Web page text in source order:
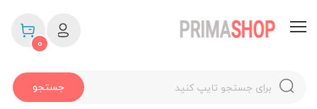
جستجو
0